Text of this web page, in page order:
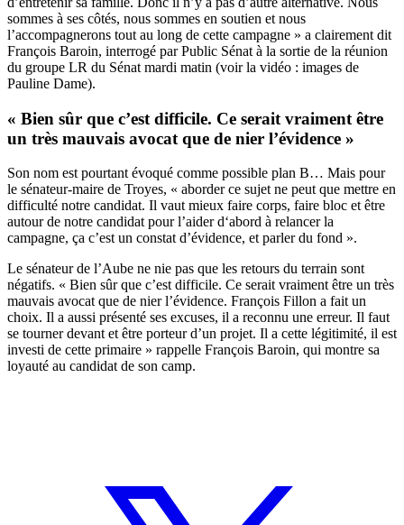
sommes à ses côtés, nous sommes en soutien et nous
l’accompagnerons tout au long de cette campagne » a clairement dit
François Baroin, interrogé par Public Sénat à la sortie de la réunion
du groupe LR du Sénat mardi matin (voir la vidéo : images de
Pauline Dame).
« Bien sûr que c’est difficile. Ce serait vraiment être
un très mauvais avocat que de nier l’évidence »
Son nom est pourtant évoqué comme possible plan B… Mais pour
le sénateur-maire de Troyes, « aborder ce sujet ne peut que mettre en
difficulté notre candidat. Il vaut mieux faire corps, faire bloc et être
autour de notre candidat pour l’aider d‘abord à relancer la
campagne, ça c’est un constat d’évidence, et parler du fond ».
Le sénateur de l’Aube ne nie pas que les retours du terrain sont
négatifs. « Bien sûr que c’est difficile. Ce serait vraiment être un très
mauvais avocat que de nier l’évidence. François Fillon a fait un
choix. Il a aussi présenté ses excuses, il a reconnu une erreur. Il faut
se tourner devant et être porteur d’un projet. Il a cette légitimité, il est
investi de cette primaire » rappelle François Baroin, qui montre sa
loyauté au candidat de son camp.